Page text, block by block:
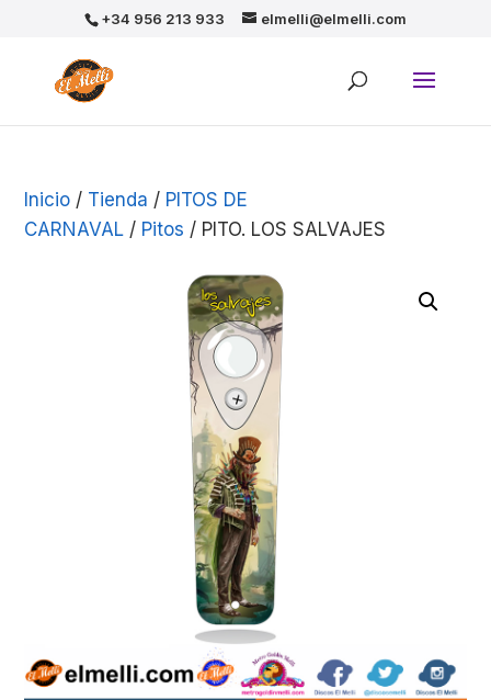
+34 956 213 933 elmelli@elmelli.com
Inicio / Tienda / PITOS DE
CARNAVAL / Pitos / PITO. LOS SALVAJES